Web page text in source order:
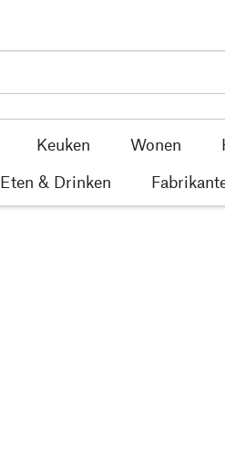
Keuken Wonen
Eten & Drinken